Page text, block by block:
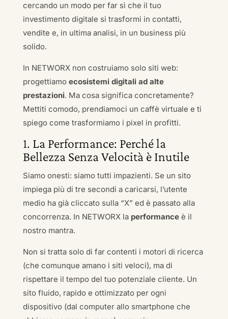
cercando un modo per far sì che il tuo
investimento digitale si trasformi in contatti,
vendite e, in ultima analisi, in un business più
solido.
In NETWORX non costruiamo solo siti web:
progettiamo ecosistemi digitali ad alte
prestazioni. Ma cosa significa concretamente?
Mettiti comodo, prendiamoci un caffè virtuale e ti
spiego come trasformiamo i pixel in profitti.
1. La Performance: Perché la
Bellezza Senza Velocità è Inutile
Siamo onesti: siamo tutti impazienti. Se un sito
impiega più di tre secondi a caricarsi, l’utente
medio ha già cliccato sulla “X” ed è passato alla
concorrenza. In NETWORX la performanceè il
nostro mantra.
Non si tratta solo di far contenti i motori di ricerca
(che comunque amano i siti veloci), ma di
rispettare il tempo del tuo potenziale cliente. Un
sito fluido, rapido e ottimizzato per ogni
dispositivo (dal computer allo smartphone che